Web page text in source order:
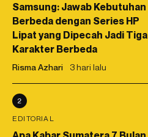
Samsung: Jawab Kebutuhan
Berbeda dengan Series HP
Lipat yang Dipecah Jadi Tiga
Karakter Berbeda
Risma Azhari 3 hari lalu
2
EDITORIAL